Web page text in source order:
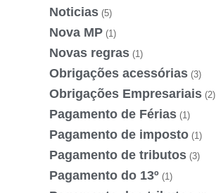
Noticias (5)
Nova MP (1)
Novas regras (1)
Obrigações acessórias (3)
Obrigações Empresariais (2)
Pagamento de Férias (1)
Pagamento de imposto (1)
Pagamento de tributos (3)
Pagamento do 13º (1)